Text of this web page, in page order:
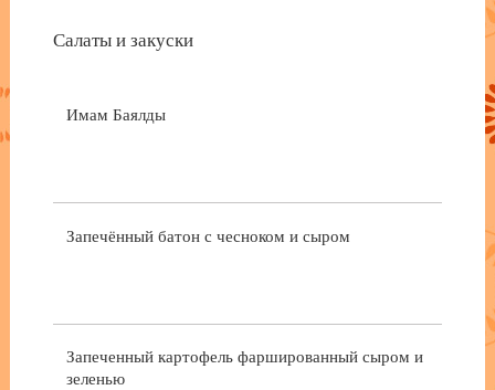
Салаты и закуски
Имам Баялды
Запечённый батон с чесноком и сыром
Запеченный картофель фаршированный сыром и
зеленью